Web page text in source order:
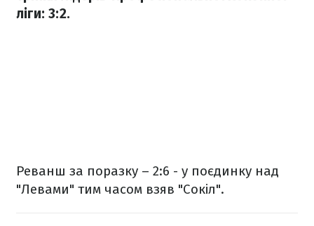
ліги: 3:2.
Реванш за поразку – 2:6 - у поєдинку над
"Левами" тим часом взяв "Сокіл".